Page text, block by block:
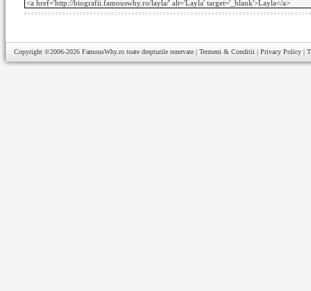
Copyright ©2006-2026 FamousWhy.ro toate drepturile rezervate | Termeni & Conditii | Privacy Policy |